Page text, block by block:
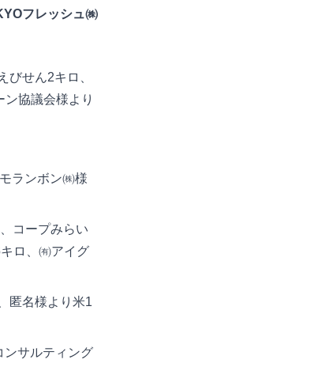
フレッシュ㈱
せん2キロ、
協議会様より
ランボン㈱様
コープみらい
ロ、㈲アイグ
匿名様より米1
サルティング